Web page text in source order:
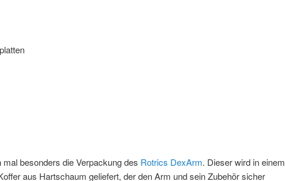
besonders die Verpackung des Rotrics DexArm. Dieser wird in einem
aus Hartschaum geliefert, der den Arm und sein Zubehör sicher